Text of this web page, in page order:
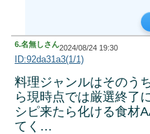
6.名無しさん2024/08/24 19:30
ID:92da31a3(1/1)
料理ジャンルはそのう
ら現時点では厳選終了
シピ来たら化ける食材
てく…